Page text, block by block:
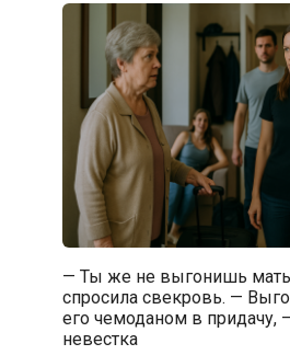
— Ты же не выгонишь
спросила свекровь. —
его чемоданом в придачу,
невестка